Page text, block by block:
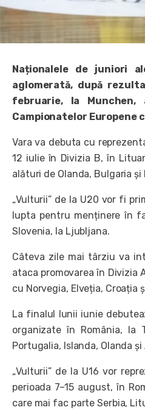
Naționalele de juniori
aglomerată, după
februarie, la
Campionatelor Europene
Vara va debuta cu
12 iulie în Divizia B, în
alături de Olanda, Bulgaria
„Vulturii” de la U20 vor fi
lupta pentru menținere în
Slovenia, la Ljubljana.
Câteva zile mai târziu va
ataca promovarea în Divizia
cu Norvegia, Elveția, Croația
La finalul lunii iunie
organizate în România, la
Portugalia, Islanda, Olanda
„Vulturii” de la U16 vor
perioada 7–15 august, în
care mai fac parte Serbia,